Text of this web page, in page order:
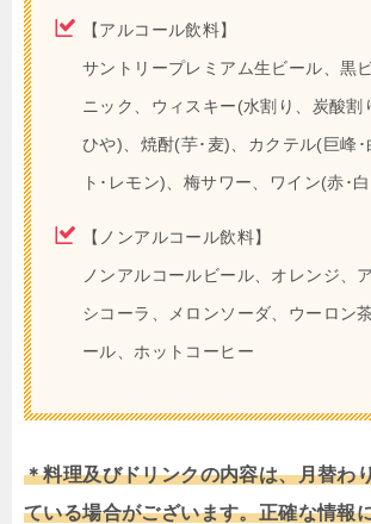
【アルコール飲料】
サントリープレミアム生ビール、黒
ニック、ウィスキー(水割り、炭酸割
ひや)、焼酎(芋･麦)、カクテル(巨峰･
ト･レモン)、梅サワー、ワイン(赤･
【ノンアルコール飲料】
ノンアルコールビール、オレンジ、
シコーラ、メロンソーダ、ウーロン
ール、ホットコーヒー
＊料理及びドリンクの内容は、月替わ
ている場合がございます。正確な情報